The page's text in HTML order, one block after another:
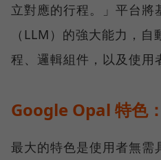
立對應的行程。」平台將
（LLM）的強大能力，
程、邏輯組件，以及使用
Google Opal 特色
最大的特色是使用者無需